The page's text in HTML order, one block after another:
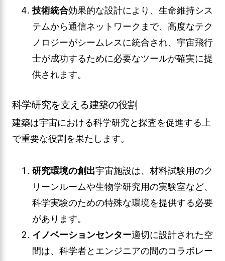
技術統合効果的な設計により、生命維持シス
テムから通信ネットワークまで、高度なテク
ノロジーがシームレスに統合され、宇宙飛行
士が成功するために必要なツールが確実に提
供されます。
科学研究を支える建築の役割
建築は宇宙における科学研究と探査を促進する上
で重要な役割を果たします。
研究環境の創出宇宙施設は、材料試験用のク
リーンルームや生物学研究用の実験室など、
科学実験のための特殊な環境を提供する必要
があります。
イノベーションセンター適切に設計された空
間は、科学者とエンジニアの間のコラボレー